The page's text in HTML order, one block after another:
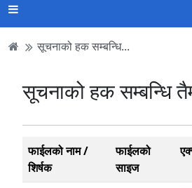
सूचनाको हक सम्बन्धि...
सूचनाको हक सम्बन्धि
फाईलको नाम /
शिर्षक
फाईलको
साइज